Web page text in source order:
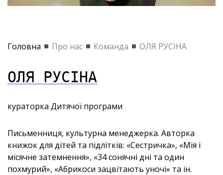
Головна Про нас Команда ОЛЯ РУСІНА
ОЛЯ РУСІНА
кураторка Дитячої програми
Письменниця, культурна менеджерка. Авторка
книжок для дітей та підлітків: «Сестричка», «Мія і
місячне затемнення», «34 сонячні дні та один
похмурий», «Абрикоси зацвітають уночі» та ін.